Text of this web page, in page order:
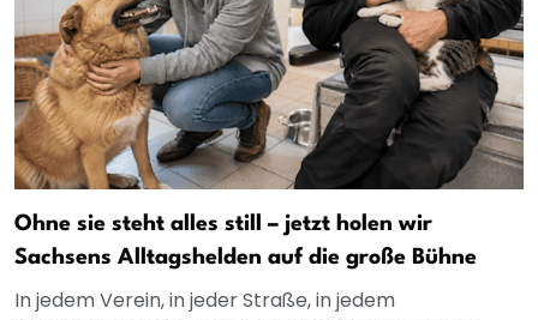
Ohne sie steht alles still – jetzt holen wir
Sachsens Alltagshelden auf die große Bühne
In jedem Verein, in jeder Straße, in jedem